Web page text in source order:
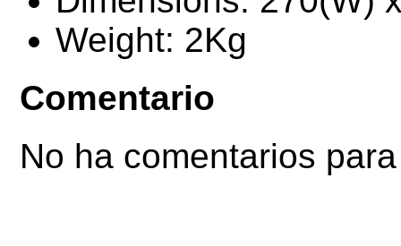
Weight: 2Kg
Comentario
No ha comentarios